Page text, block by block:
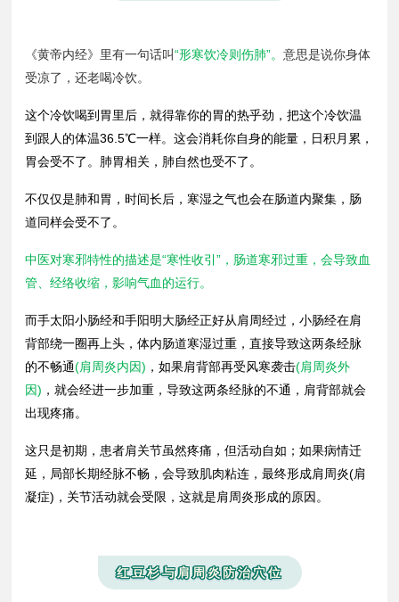
《黄帝内经》里有一句话叫“形寒饮冷则伤肺”。意思是说你身体
受凉了，还老喝冷饮。
这个冷饮喝到胃里后，就得靠你的胃的热乎劲，把这个冷饮温
到跟人的体温36.5℃一样。这会消耗你自身的能量，日积月累，
胃会受不了。肺胃相关，肺自然也受不了。
不仅仅是肺和胃，时间长后，寒湿之气也会在肠道内聚集，肠
道同样会受不了。
中医对寒邪特性的描述是“寒性收引”，肠道寒邪过重，会导致血
管、经络收缩，影响气血的运行。
而手太阳小肠经和手阳明大肠经正好从肩周经过，小肠经在肩
背部绕一圈再上头，体内肠道寒湿过重，直接导致这两条经脉
的不畅通(肩周炎内因) ，如果肩背部再受风寒袭击(肩周炎外
因) ，就会经进一步加重，导致这两条经脉的不通，肩背部就会
出现疼痛。
这只是初期，患者肩关节虽然疼痛，但活动自如；如果病情迁
延，局部长期经脉不畅，会导致肌肉粘连，最终形成肩周炎(肩
凝症)，关节活动就会受限，这就是肩周炎形成的原因。
红豆杉与肩周炎防治穴位